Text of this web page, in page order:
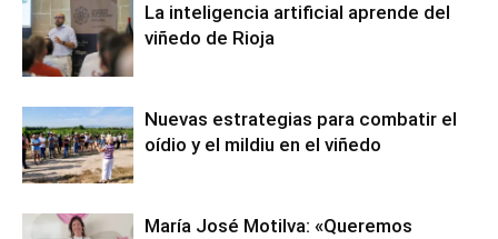
La inteligencia artificial aprende del
viñedo de Rioja
Nuevas estrategias para combatir el
oídio y el mildiu en el viñedo
María José Motilva: «Queremos